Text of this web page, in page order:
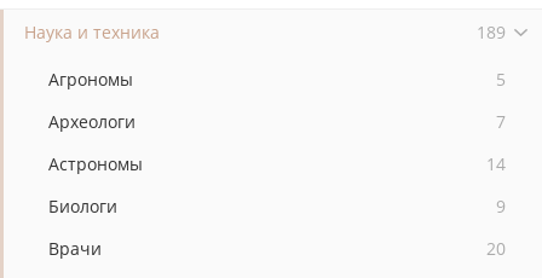
Наука и техника 189
Агрономы
5
Археологи
7
Астрономы
14
Биологи
9
Врачи
20